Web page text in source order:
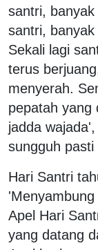
santri,
santri,
Sekali lagi
terus
menyerah.
pepatah yang
jadda
sungguh pasti
Hari Santri
Apel Hari
yang datang